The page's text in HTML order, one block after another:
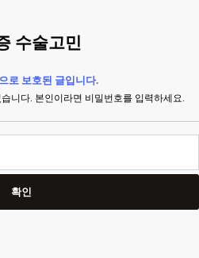
수술고민
로 보호된 글입니다.
니다. 본인이라면 비밀번호를 입력하세요.